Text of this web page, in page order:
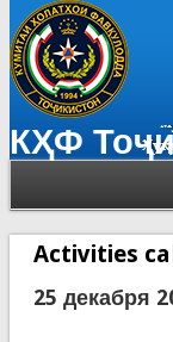
КҲФ
Activities
25 декабря